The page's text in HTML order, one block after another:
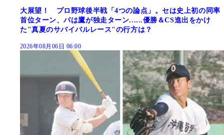
大展望！ プロ野球後半戦「4つの論点」。セは史上初の同率
首位ターン、パは鷹が独走ターン......優勝＆CS進出をかけ
た"真夏のサバイバルレース"の行方は？
2026年08月06日 06:00